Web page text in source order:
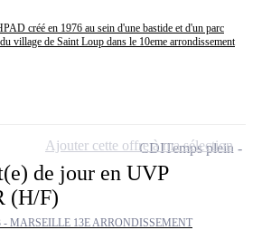
créé en 1976 au sein d'une bastide et d'un parc
village de Saint Loup dans le 10eme arrondissement
de jour en UVP
(H/F)
- MARSEILLE 13E ARRONDISSEMENT
CDITemps plein
Ajouter cette offre à ma sélection